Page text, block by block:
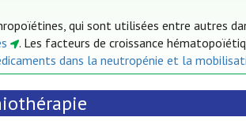
qui sont utilisées entre autres
. Les facteurs de croissance
dans la neutropénie et la